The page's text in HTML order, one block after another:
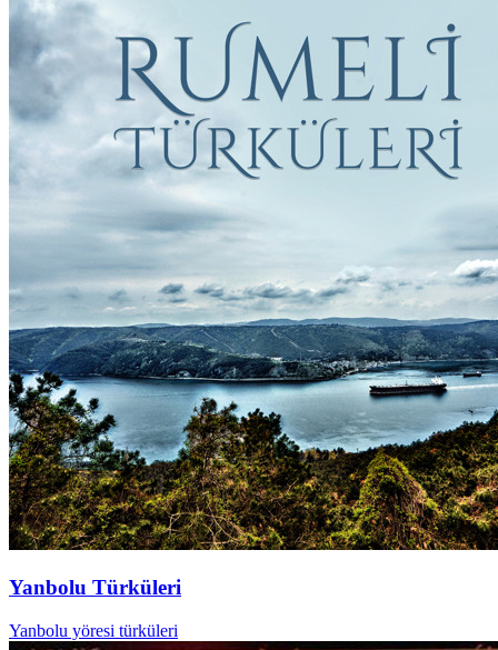
Yanbolu Türküleri
Yanbolu yöresi türküleri